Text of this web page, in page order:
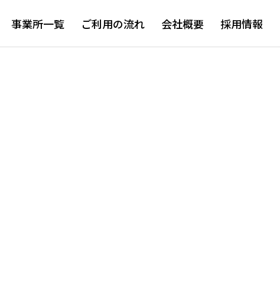
事業所一覧 ご利用の流れ 会社概要 採用情報